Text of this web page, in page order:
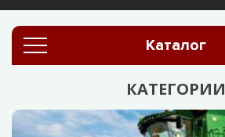
Каталог
КАТЕГОРИИ